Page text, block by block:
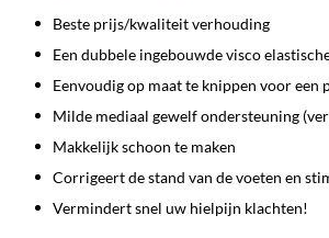
Beste prijs/kwaliteit verhouding
Een dubbele ingebouwde visco
Eenvoudig op maat te knippen voor een
Milde mediaal gewelf ondersteuning
Makkelijk schoon te maken
Corrigeert de stand van de voeten en
Vermindert snel uw hielpijn klachten!